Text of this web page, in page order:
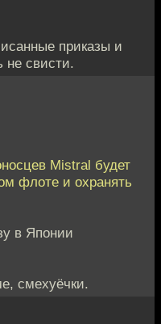
приказы и
не свисти.
Mistral будет
флоте и охранять
в Японии
смехуёчки.